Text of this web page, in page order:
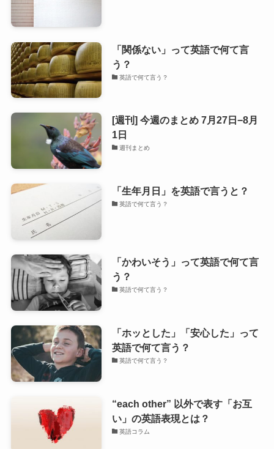
「関係ない」って英語で何て言
う？
英語で何て言う？
[週刊] 今週のまとめ 7月27日−8月
1日
週刊まとめ
「生年月日」を英語で言うと？
英語で何て言う？
「かわいそう」って英語で何て言
う？
英語で何て言う？
「ホッとした」「安心した」って
英語で何て言う？
英語で何て言う？
“each other” 以外で表す「お互
い」の英語表現とは？
英語コラム